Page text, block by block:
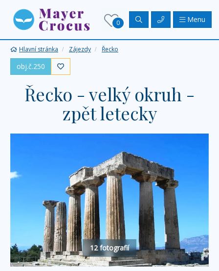
0 Menu
Hlavní stránka Zájezdy Řecko
obj.č.250 
Řecko - velký okruh -
zpět letecky
12 fotografií